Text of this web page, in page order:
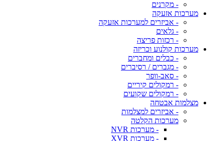
- מקרנים
מערכות אזעקה
- אביזרים למערכות אזעקה
- גלאים
- רכזות פריצה
מערכות קולנוע וכריזה
- כבלים ומחברים
- מגברים / רסיברים
- סאב-וופר
- רמקולים קיריים
- רמקולים שקועים
מצלמות אבטחה
- אביזרים למצלמות
מערכות הקלטה
- מערכות NVR
- מערכות XVR